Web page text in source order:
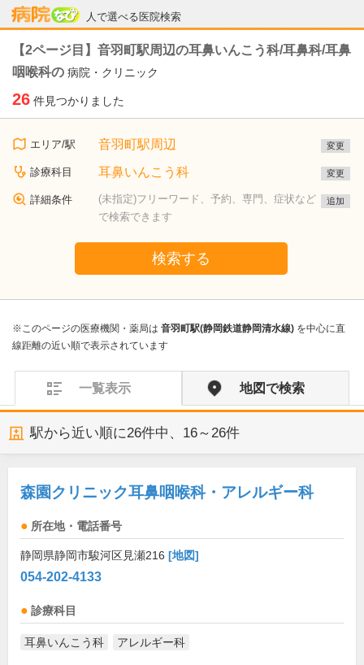
人で選べる医院検索
病院なび
【2ページ目】音羽町駅周辺の耳鼻いんこう科/耳鼻科/耳鼻
咽喉科の 病院・クリニック
26 件見つかりました
エリア/駅 音羽町駅周辺 変更
診療科目 耳鼻いんこう科 変更
詳細条件
(未指定)フリーワード、予約、専門、症状など
で検索できます
追加
検索する
※このページの医療機関・薬局は 音羽町駅(静岡鉄道静岡清水線) を中心に直
線距離の近い順で表示されています
一覧表示 地図で検索
駅から近い順に26件中、 16～26件
森園クリニック耳鼻咽喉科・アレルギー科
所在地・電話番号
静岡県静岡市駿河区見瀬216 [地図]
054-202-4133
診療科目
耳鼻いんこう科 アレルギー科